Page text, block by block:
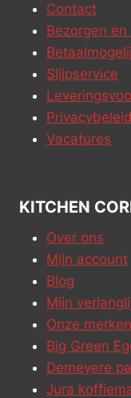
Contact
Bezorgen
Slijpservice
Privacybeleid
Vacatures
KITCHEN
Over ons
Mijn account
Blog
Mijn
Onze merken
Big Green
Demeyere
Jura